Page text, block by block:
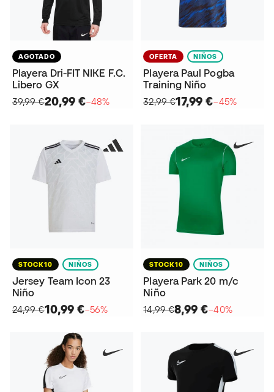
AGOTADO
Playera Dri-FIT NIKE F.C.
Libero GX
39,99 €20,99 €−48%
OFERTA NIÑOS
Playera Paul Pogba
Training Niño
32,99 €17,99 €−45%
STOCK10 NIÑOS
Jersey Team Icon 23
Niño
24,99 €10,99 €−56%
STOCK10 NIÑOS
Playera Park 20 m/c
Niño
14,99 €8,99 €−40%